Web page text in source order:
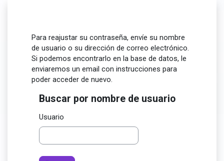
Para reajustar su contraseña, envíe su nombre
de usuario o su dirección de correo electrónico.
Si podemos encontrarlo en la base de datos, le
enviaremos un email con instrucciones para
poder acceder de nuevo.
Buscar por nombre de usuario
Buscar por nombre de usuario
Usuario